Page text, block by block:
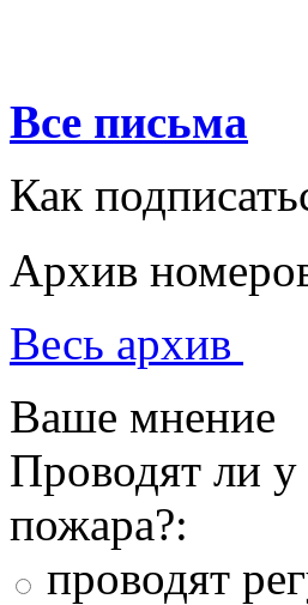
Все письма
Как
Архив
Весь архив
Ваше мнение
Проводят ли у
пожара?:
проводят